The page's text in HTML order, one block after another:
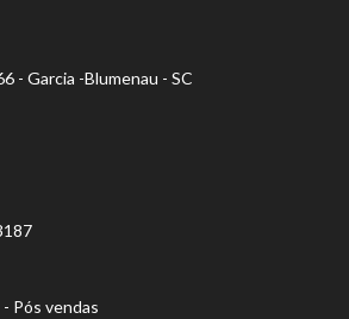
- Garcia -Blumenau - SC
Pós vendas